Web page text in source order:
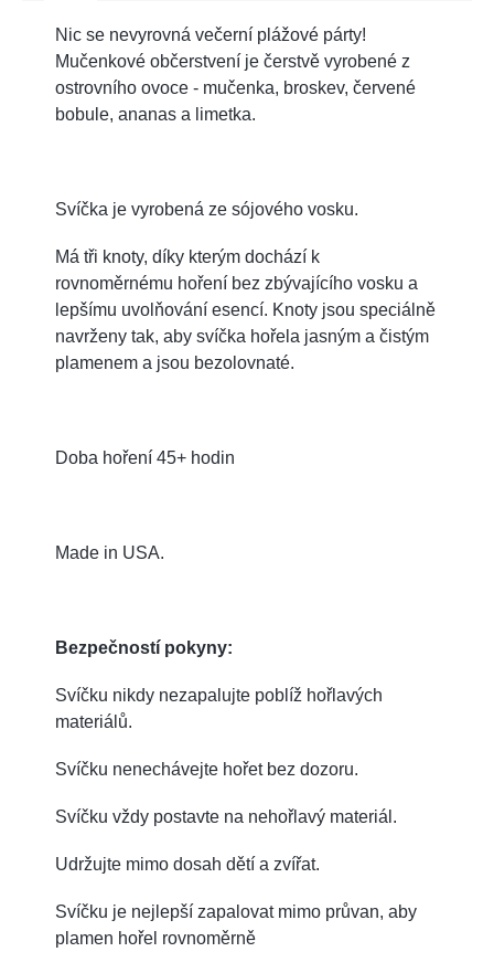
Nic se nevyrovná večerní plážové párty!
Mučenkové občerstvení je čerstvě vyrobené z
ostrovního ovoce - mučenka, broskev, červené
bobule, ananas a limetka.
Svíčka je vyrobená ze sójového vosku.
Má tři knoty, díky kterým dochází k
rovnoměrnému hoření bez zbývajícího vosku a
lepšímu uvolňování esencí. Knoty jsou speciálně
navrženy tak, aby svíčka hořela jasným a čistým
plamenem a jsou bezolovnaté.
Doba hoření 45+ hodin
Made in USA.
Bezpečností pokyny:
Svíčku nikdy nezapalujte poblíž hořlavých
materiálů.
Svíčku nenechávejte hořet bez dozoru.
Svíčku vždy postavte na nehořlavý materiál.
Udržujte mimo dosah dětí a zvířat.
Svíčku je nejlepší zapalovat mimo průvan, aby
plamen hořel rovnoměrně